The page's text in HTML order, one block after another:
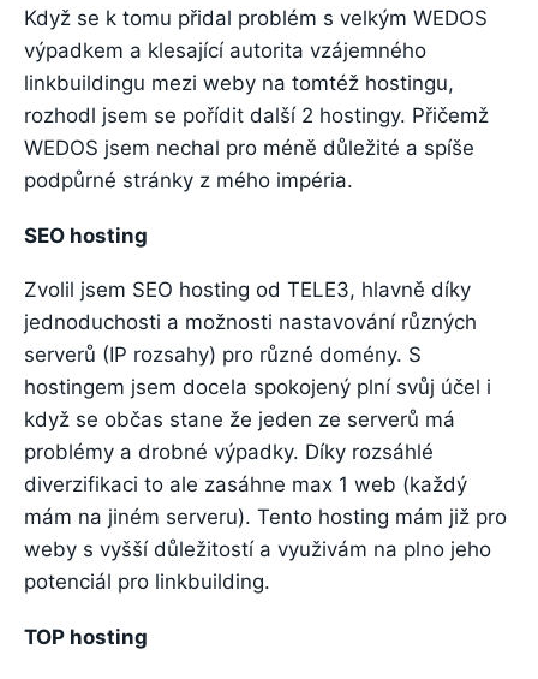
Když se k tomu přidal problém s velkým WEDOS
výpadkem a klesající autorita vzájemného
linkbuildingu mezi weby na tomtéž hostingu,
rozhodl jsem se pořídit další 2 hostingy. Přičemž
WEDOS jsem nechal pro méně důležité a spíše
podpůrné stránky z mého impéria.
SEO hosting
Zvolil jsem SEO hosting od TELE3, hlavně díky
jednoduchosti a možnosti nastavování různých
serverů (IP rozsahy) pro různé domény. S
hostingem jsem docela spokojený plní svůj účel i
když se občas stane že jeden ze serverů má
problémy a drobné výpadky. Díky rozsáhlé
diverzifikaci to ale zasáhne max 1 web (každý
mám na jiném serveru). Tento hosting mám již pro
weby s vyšší důležitostí a využivám na plno jeho
potenciál pro linkbuilding.
TOP hosting